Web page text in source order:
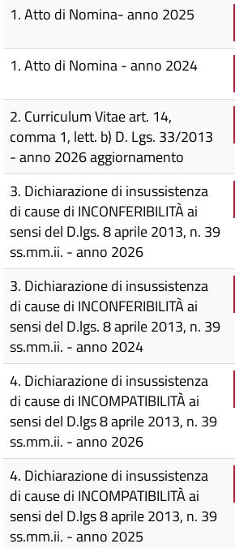
1. Atto di Nomina- anno 2025
1. Atto di Nomina - anno 2024
2. Curriculum Vitae art. 14,
comma 1, lett. b) D. Lgs. 33/2013
- anno 2026 aggiornamento
3. Dichiarazione di insussistenza
di cause di INCONFERIBILITÀ ai
sensi del D.lgs. 8 aprile 2013, n. 39
ss.mm.ii. - anno 2026
3. Dichiarazione di insussistenza
di cause di INCONFERIBILITÀ ai
sensi del D.lgs. 8 aprile 2013, n. 39
ss.mm.ii. - anno 2024
4. Dichiarazione di insussistenza
di cause di INCOMPATIBILITÀ ai
sensi del D.lgs 8 aprile 2013, n. 39
ss.mm.ii. - anno 2026
4. Dichiarazione di insussistenza
di cause di INCOMPATIBILITÀ ai
sensi del D.lgs 8 aprile 2013, n. 39
ss.mm.ii. - anno 2025